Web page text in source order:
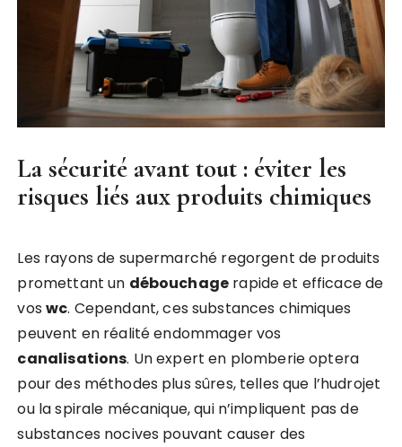
La sécurité avant tout : éviter les
risques liés aux produits chimiques
Les rayons de supermarché regorgent de produits
promettant un débouchage rapide et efficace de
voswc. Cependant, ces substances chimiques
peuvent en réalité endommager vos
canalisations. Un expert en plomberie optera
pour des méthodes plus sûres, telles que l’hudrojet
ou la spirale mécanique, qui n’impliquent pas de
substances nocives pouvant causer des